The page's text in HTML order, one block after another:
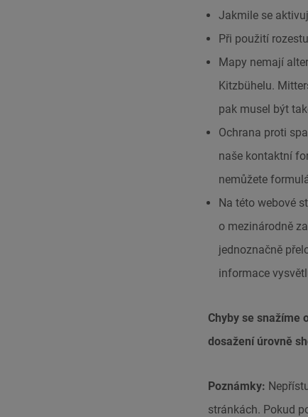
Jakmile se
Při použití
Mapy nemají
Kitzbühelu.
pak musel být
Ochrana proti
naše kontaktní
nemůžete
Na této webové
o mezinárodně
jednoznačně
informace
Chyby se snažíme
dosažení úrovně
Poznámky:
stránkách. Pokud